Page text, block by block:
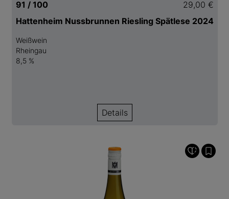
91 / 100
29,00 €
Hattenheim Nussbrunnen Riesling Spätlese 2024
Weißwein
Rheingau
8,5 %
Details